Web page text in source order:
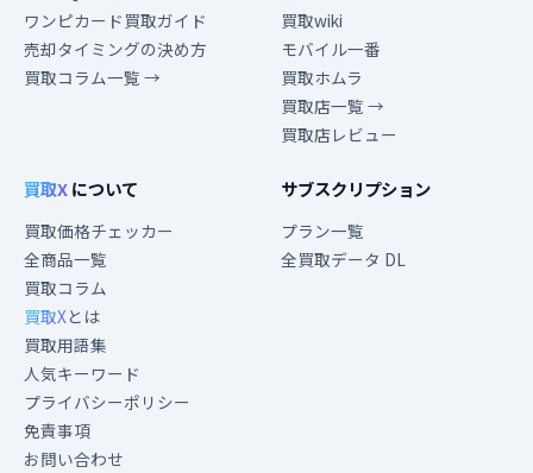
ワンピカード買取ガイド
売却タイミングの決め方
買取コラム一覧 →
買取wiki
モバイル一番
買取ホムラ
買取店一覧 →
買取店レビュー
買取Xについて
買取価格チェッカー
全商品一覧
買取コラム
買取Xとは
買取用語集
人気キーワード
プライバシーポリシー
免責事項
お問い合わせ
サブスクリプション
プラン一覧
全買取データ DL